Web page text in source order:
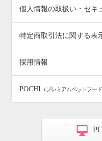
個人情報の取扱い・セキ
特定商取引法に関する表
採用情報
POCHI （プレミアムペットフード